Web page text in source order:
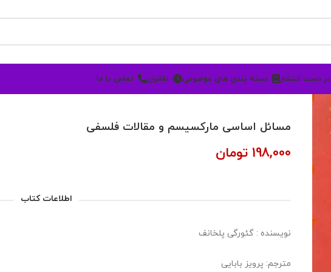
در دست انتشار دسته بندی های موضوعی ناشران تماس با ما
مسائل اساسی مارکسیسم و مقالات فلسفی
198,000 تومان
اطلاعات کتاب
نویسنده :گئورگی پلخانف
مترجم: پرویز بابایی